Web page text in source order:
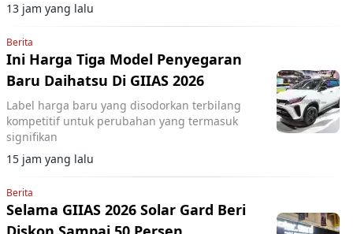
13 jam yang lalu
Berita
Ini Harga Tiga Model Penyegaran
Baru Daihatsu Di GIIAS 2026
Label harga baru yang disodorkan terbilang
kompetitif untuk perubahan yang termasuk
signifikan
15 jam yang lalu
Berita
Selama GIIAS 2026 Solar Gard Beri